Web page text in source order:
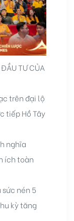
TƯ CỦA
trên đại lộ
tiếp Hồ Tây
nghĩa
ích toàn
sức nén 5
kỳ tăng